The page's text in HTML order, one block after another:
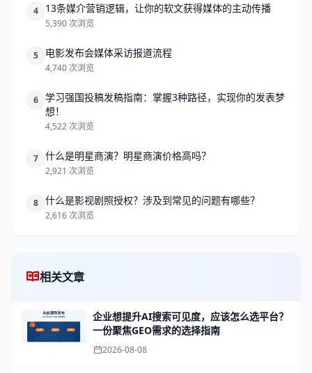
4 13条媒介营销逻辑，让你的软文获得媒体的主动传播
5,390 次浏览
5 电影发布会媒体采访报道流程
4,740 次浏览
6
学习强国投稿发稿指南：掌握3种路径，实现你的发表梦
想！
4,522 次浏览
7 什么是明星商演？明星商演价格高吗？
2,921 次浏览
8 什么是影视剧照授权？涉及到常见的问题有哪些？
2,616 次浏览
相关文章
企业想提升AI搜索可见度，应该怎么选平台？
一份聚焦GEO需求的选择指南
2026-08-08